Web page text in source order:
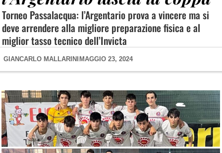
Torneo Passalacqua: l’Argentario prova a vincere ma si
deve arrendere alla migliore preparazione fisica e al
miglior tasso tecnico dell’Invicta
GIANCARLO MALLARINI MAGGIO 23, 2024